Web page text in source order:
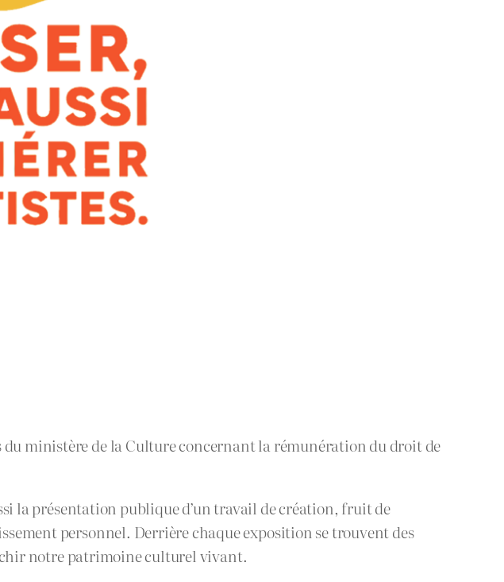
ministère de la Culture concernant la rémunération du droit de
la présentation publique d’un travail de création, fruit de
personnel. Derrière chaque exposition se trouvent des
notre patrimoine culturel vivant.